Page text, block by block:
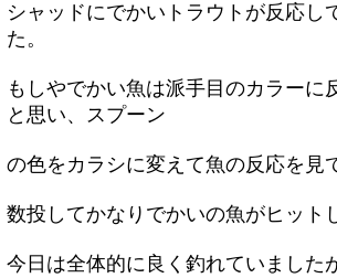
シャッドにでかいトラウトが反応し
た。
もしやでかい魚は派手目のカラーに
と思い、スプーン
の色をカラシに変えて魚の反応を見
数投してかなりでかいの魚がヒット
今日は全体的に良く釣れていました